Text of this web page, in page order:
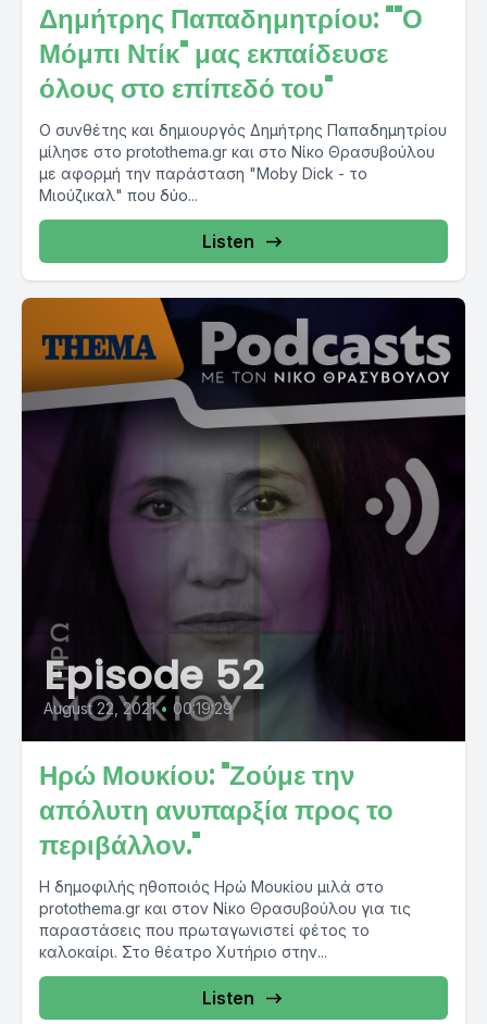
Δημήτρης Παπαδημητρίου: ""Ο
Μόμπι Ντίκ" μας εκπαίδευσε
όλους στο επίπεδό του"
Ο συνθέτης και δημιουργός Δημήτρης Παπαδημητρίου
μίλησε στο protothema.gr και στο Νίκο Θρασυβούλου
με αφορμή την παράσταση "Moby Dick - το
Μιούζικαλ" που δύο...
Listen
Episode 52
August 22, 2021 • 00:19:29
Ηρώ Μουκίου: "Ζούμε την
απόλυτη ανυπαρξία προς το
περιβάλλον."
Η δημοφιλής ηθοποιός Ηρώ Μουκίου μιλά στο
protothema.gr και στον Νίκο Θρασυβούλου για τις
παραστάσεις που πρωταγωνιστεί φέτος το
καλοκαίρι. Στο θέατρο Χυτήριο στην...
Listen